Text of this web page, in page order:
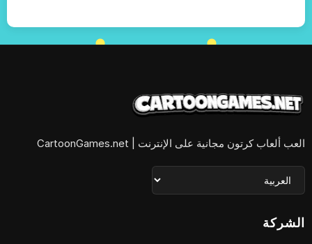
العب ألعاب كرتون مجانية على الإنترنت | CartoonGames.net
الشركة